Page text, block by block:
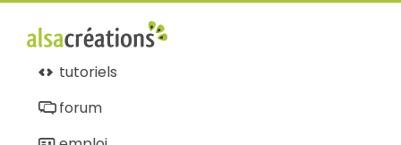
tutoriels
forum